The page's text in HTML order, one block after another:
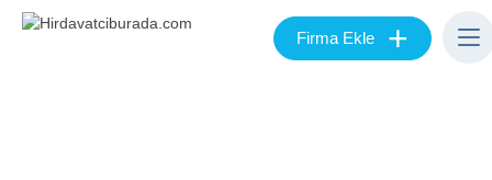
Firma Ekle +